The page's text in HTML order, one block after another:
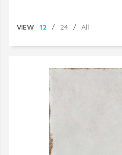
VIEW 12 / 24 / All